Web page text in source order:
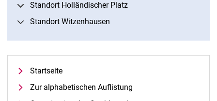
Standort Holländischer Platz
Standort Witzenhausen
Startseite
Zur alphabetischen Auflistung